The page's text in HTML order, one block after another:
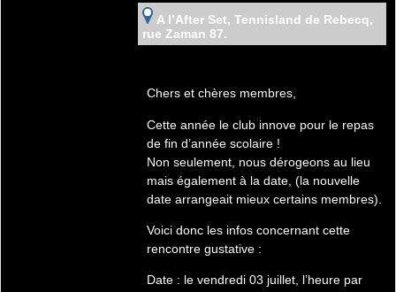
A l’After Set, Tennisland de Rebecq,
rue Zaman 87.
Chers et chères membres,
Cette année le club innove pour le repas
de fin d’année scolaire !
Non seulement, nous dérogeons au lieu
mais également à la date, (la nouvelle
date arrangeait mieux certains membres).
Voici donc les infos concernant cette
rencontre gustative :
Date : le vendredi 03 juillet, l’heure par